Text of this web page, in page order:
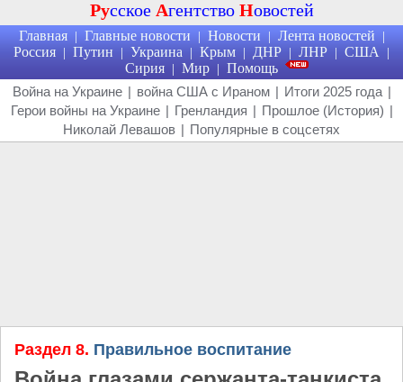
Русское Агентство Новостей
Главная | Главные новости | Новости | Лента новостей |
Россия | Путин | Украина | Крым | ДНР | ЛНР | США |
Сирия | Мир | Помощь
Война на Украине | война США с Ираном | Итоги 2025 года |
Герои войны на Украине | Гренландия | Прошлое (История) |
Николай Левашов | Популярные в соцсетях
Раздел 8. Правильное воспитание